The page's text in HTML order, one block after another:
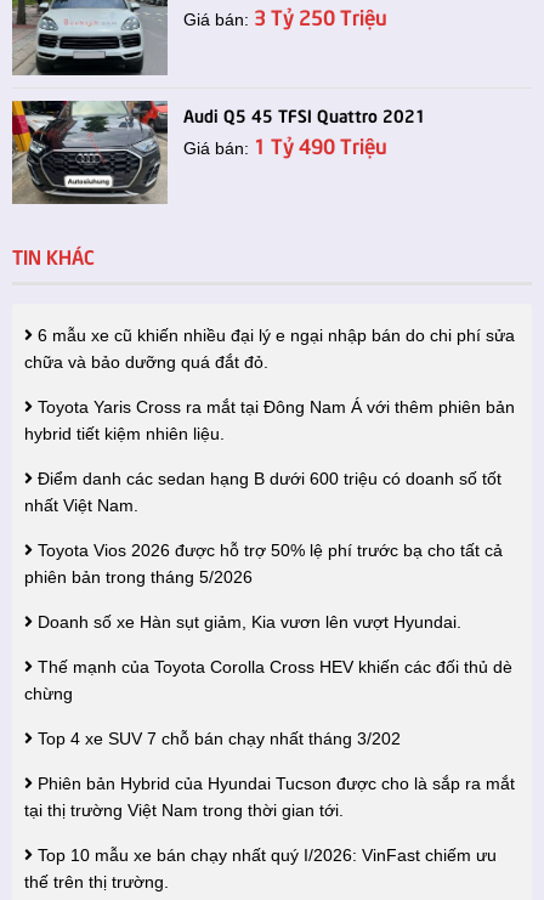
Giá bán: 3 Tỷ 250 Triệu
Audi Q5 45 TFSI Quattro 2021
Giá bán: 1 Tỷ 490 Triệu
TIN KHÁC
6 mẫu xe cũ khiến nhiều đại lý e ngại nhập bán do chi phí sửa
chữa và bảo dưỡng quá đắt đỏ.
Toyota Yaris Cross ra mắt tại Đông Nam Á với thêm phiên bản
hybrid tiết kiệm nhiên liệu.
Điểm danh các sedan hạng B dưới 600 triệu có doanh số tốt
nhất Việt Nam.
Toyota Vios 2026 được hỗ trợ 50% lệ phí trước bạ cho tất cả
phiên bản trong tháng 5/2026
Doanh số xe Hàn sụt giảm, Kia vươn lên vượt Hyundai.
Thế mạnh của Toyota Corolla Cross HEV khiến các đối thủ dè
chừng
Top 4 xe SUV 7 chỗ bán chạy nhất tháng 3/202
Phiên bản Hybrid của Hyundai Tucson được cho là sắp ra mắt
tại thị trường Việt Nam trong thời gian tới.
Top 10 mẫu xe bán chạy nhất quý I/2026: VinFast chiếm ưu
thế trên thị trường.